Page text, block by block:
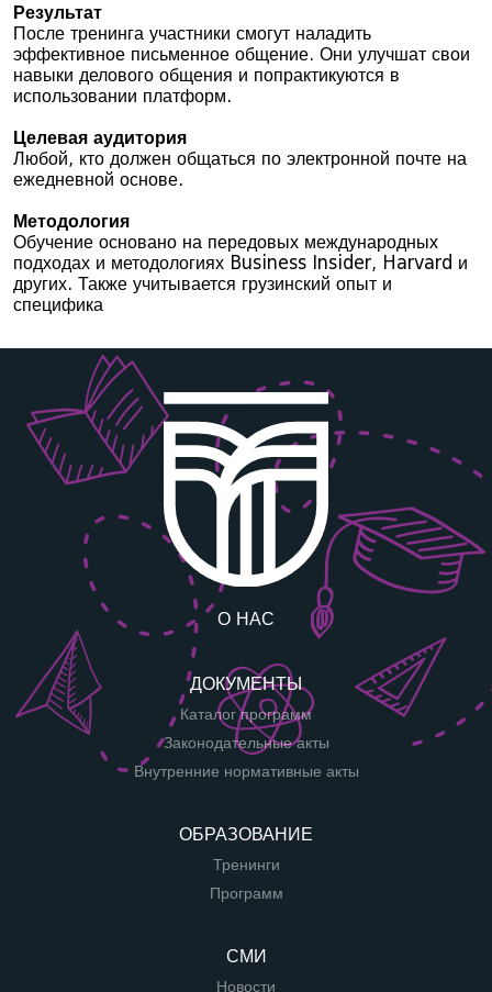
Результат
После тренинга участники смогут наладить
эффективное письменное общение. Они улучшат свои
навыки делового общения и попрактикуются в
использовании платформ.
Целевая аудитория
Любой, кто должен общаться по электронной почте на
ежедневной основе.
Методология
Обучение основано на передовых международных
подходах и методологиях Business Insider, Harvard и
других. Также учитывается грузинский опыт и
специфика
О НАС
ДОКУМЕНТЫ
Каталог программ
Законодательные акты
Внутренние нормативные акты
ОБРАЗОВАНИЕ
Тренинги
Программ
СМИ
Новости